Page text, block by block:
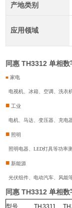
产地类别
应用领域
同惠 TH3312 单相数
■ 家电
电视机、冰箱、空调、洗衣
■ 工业
电机、马达、变压器、充电
■ 照明
照明电器、LED灯具等功率
■ 新能源
光伏组件、电动汽车、风能
同惠 TH3312 单相数
型号 TH3311